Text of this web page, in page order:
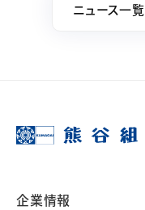
ニュース一覧
企業情報